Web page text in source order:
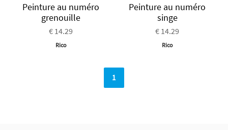
Peinture au numéro
grenouille
€ 14.29
Rico
Peinture au numéro
singe
€ 14.29
Rico
1